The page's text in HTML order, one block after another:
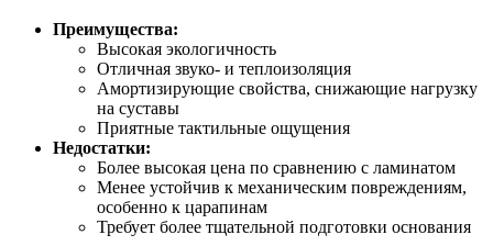
Преимущества:
Высокая экологичность
Отличная звуко- и теплоизоляция
Амортизирующие свойства, снижающие нагрузку
на суставы
Приятные тактильные ощущения
Недостатки:
Более высокая цена по сравнению с ламинатом
Менее устойчив к механическим повреждениям,
особенно к царапинам
Требует более тщательной подготовки основания